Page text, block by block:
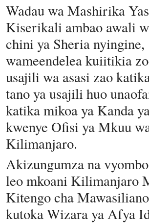
Wadau wa Mashirika
Kiserikali ambao awali
chini ya Sheria nyingine,
wameendelea kuiitikia
usajili wa asasi zao
tano ya usajili huo
katika mikoa ya Kanda
kwenye Ofisi ya Mkuu
Kilimanjaro.
Akizungumza na
leo mkoani Kilimanjaro
Kitengo cha
kutoka Wizara ya Afya